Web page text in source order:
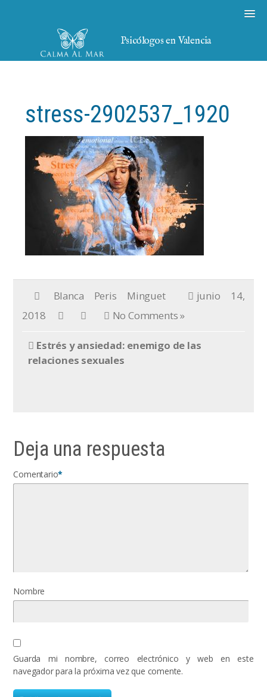
Psicólogos en Valencia
stress-2902537_1920
Blanca Peris Minguet
junio 14,
2018
No Comments »
Estrés y ansiedad: enemigo de las
relaciones sexuales
Deja una respuesta
Comentario*
Nombre
Guarda mi nombre, correo electrónico y web en este
navegador para la próxima vez que comente.